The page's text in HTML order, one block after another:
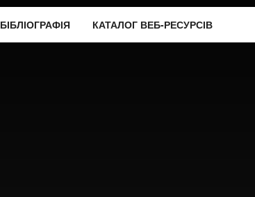
БІБЛІОГРАФІЯ КАТАЛОГ ВЕБ-РЕСУРСІВ